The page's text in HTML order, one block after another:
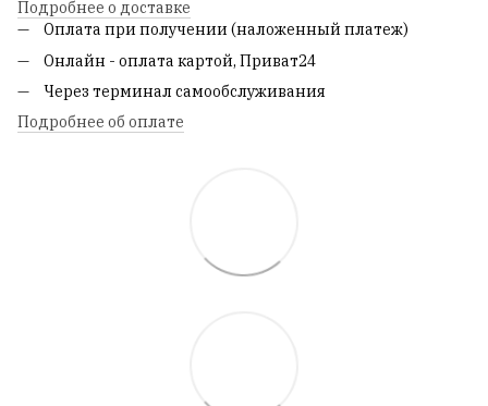
Подробнее о доставке
Оплата при получении (наложенный платеж)
Онлайн - оплата картой, Приват24
Через терминал самообслуживания
Подробнее об оплате